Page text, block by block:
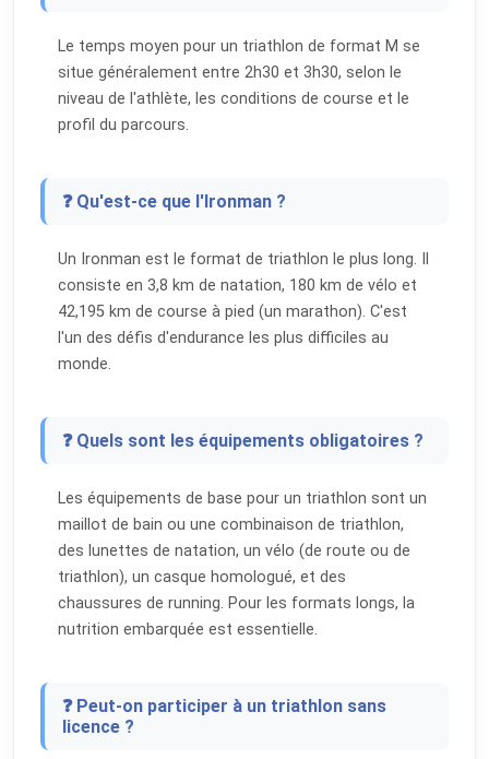
Le temps moyen pour un triathlon de format M se
situe généralement entre 2h30 et 3h30, selon le
niveau de l'athlète, les conditions de course et le
profil du parcours.
❓ Qu'est-ce que l'Ironman ?
Un Ironman est le format de triathlon le plus long. Il
consiste en 3,8 km de natation, 180 km de vélo et
42,195 km de course à pied (un marathon). C'est
l'un des défis d'endurance les plus difficiles au
monde.
❓ Quels sont les équipements obligatoires ?
Les équipements de base pour un triathlon sont un
maillot de bain ou une combinaison de triathlon,
des lunettes de natation, un vélo (de route ou de
triathlon), un casque homologué, et des
chaussures de running. Pour les formats longs, la
nutrition embarquée est essentielle.
❓ Peut-on participer à un triathlon sans
licence ?